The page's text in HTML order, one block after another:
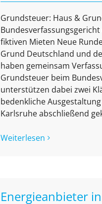
Grundsteuer: Haus &
fiktiven Mieten Neue
Grund Deutschland und
haben gemeinsam
Grundsteuer beim
unterstützen dabei zwei
bedenkliche
Karlsruhe abschließend
Weiterlesen
Energieanbieter